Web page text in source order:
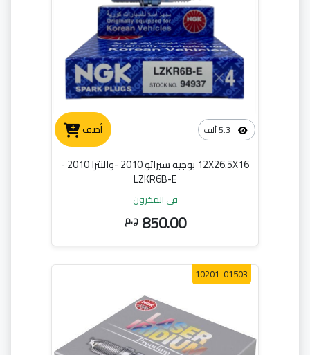
أضف
12X26.5X16 بوجيه سيراتو 2010 -والنترا 2010 -
LZKR6B-E
في المخزون
850.00 ج.م
10201-01503